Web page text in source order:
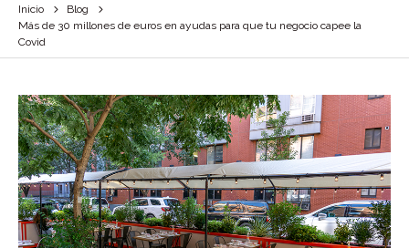
Inicio
Blog
Más de 30 millones de euros en ayudas para que tu negocio capee la
Covid